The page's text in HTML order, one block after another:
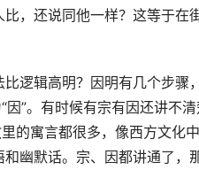
，还说同他一样？这等于
逻辑高明？因明有几个步骤
因”。有时候有宗有因还讲不
的寓言都很多，像西方文化
幽默话。宗、因都讲通了，